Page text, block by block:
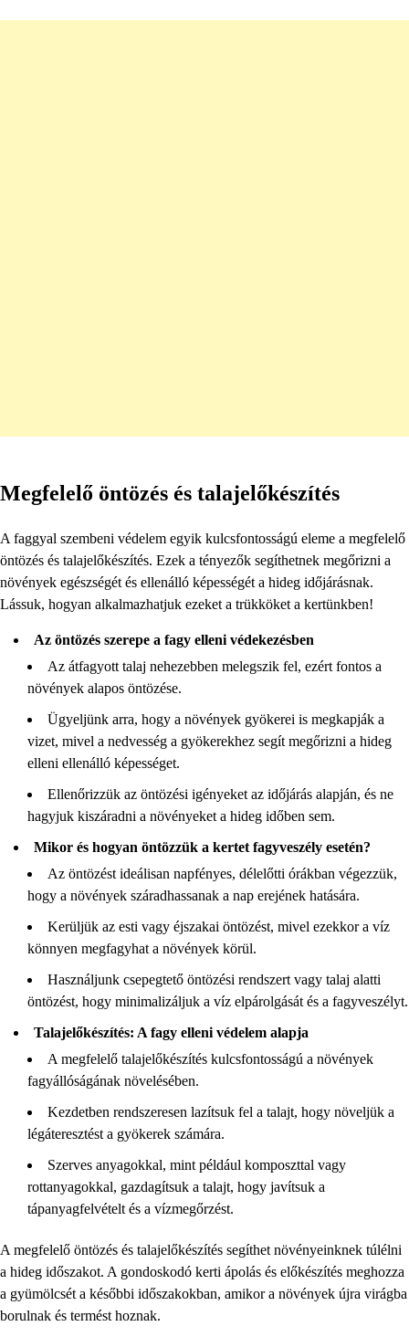
Megfelelő öntözés és talajelőkészítés
A faggyal szembeni védelem egyik kulcsfontosságú eleme a megfelelő
öntözés és talajelőkészítés. Ezek a tényezők segíthetnek megőrizni a
növények egészségét és ellenálló képességét a hideg időjárásnak.
Lássuk, hogyan alkalmazhatjuk ezeket a trükköket a kertünkben!
Az öntözés szerepe a fagy elleni védekezésben
Az átfagyott talaj nehezebben melegszik fel, ezért fontos a
növények alapos öntözése.
Ügyeljünk arra, hogy a növények gyökerei is megkapják a
vizet, mivel a nedvesség a gyökerekhez segít megőrizni a hideg
elleni ellenálló képességet.
Ellenőrizzük az öntözési igényeket az időjárás alapján, és ne
hagyjuk kiszáradni a növényeket a hideg időben sem.
Mikor és hogyan öntözzük a kertet fagyveszély esetén?
Az öntözést ideálisan napfényes, délelőtti órákban végezzük,
hogy a növények száradhassanak a nap erejének hatására.
Kerüljük az esti vagy éjszakai öntözést, mivel ezekkor a víz
könnyen megfagyhat a növények körül.
Használjunk csepegtető öntözési rendszert vagy talaj alatti
öntözést, hogy minimalizáljuk a víz elpárolgását és a fagyveszélyt.
Talajelőkészítés: A fagy elleni védelem alapja
A megfelelő talajelőkészítés kulcsfontosságú a növények
fagyállóságának növelésében.
Kezdetben rendszeresen lazítsuk fel a talajt, hogy növeljük a
légáteresztést a gyökerek számára.
Szerves anyagokkal, mint például komposzttal vagy
rottanyagokkal, gazdagítsuk a talajt, hogy javítsuk a
tápanyagfelvételt és a vízmegőrzést.
A megfelelő öntözés és talajelőkészítés segíthet növényeinknek túlélni
a hideg időszakot. A gondoskodó kerti ápolás és előkészítés meghozza
a gyümölcsét a későbbi időszakokban, amikor a növények újra virágba
borulnak és termést hoznak.